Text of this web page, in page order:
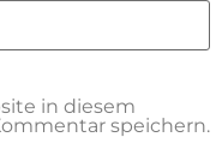
in diesem
speichern.